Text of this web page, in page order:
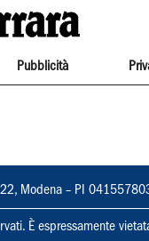
Pubblicità
Modena – PI
È espressamente